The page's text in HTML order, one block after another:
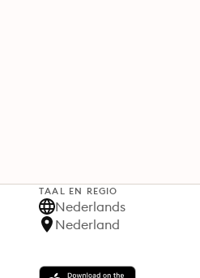
TAAL EN REGIO
Nederlands
Nederland